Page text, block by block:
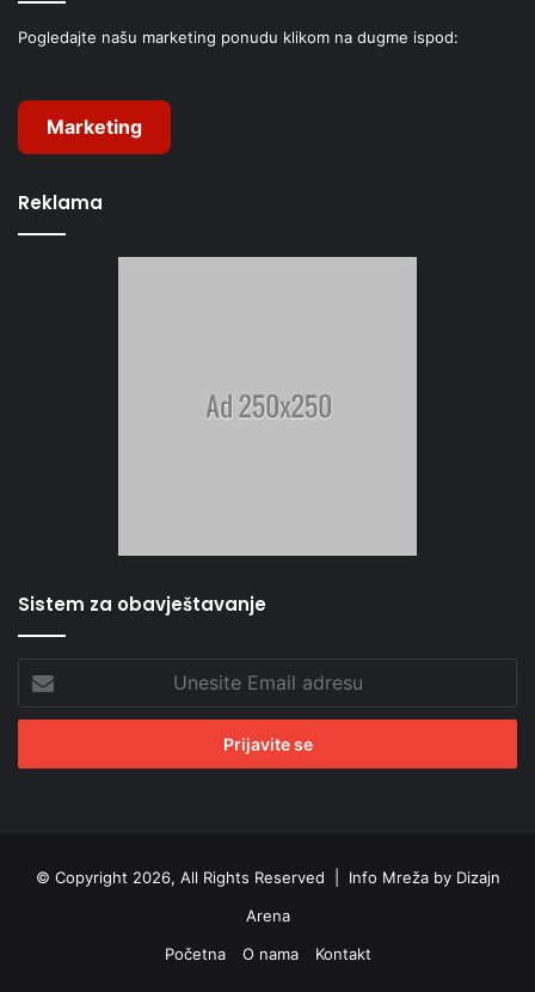
Pogledajte našu marketing ponudu klikom na dugme ispod:
Marketing
Reklama
Sistem za obavještavanje
Email
adresu
© Copyright 2026, All Rights Reserved | Info Mreža by Dizajn
Arena
Početna
O nama Kontakt